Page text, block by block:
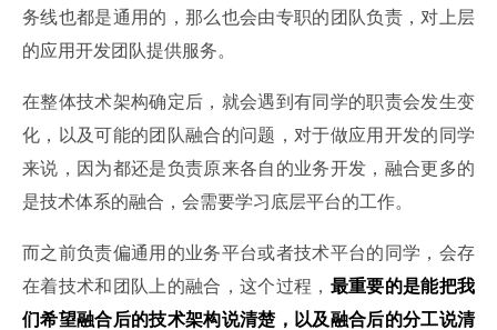
务线也都是通用的，那么也会由专职的团队负责，对上层
的应用开发团队提供服务。
在整体技术架构确定后，就会遇到有同学的职责会发生变
化，以及可能的团队融合的问题，对于做应用开发的同学
来说，因为都还是负责原来各自的业务开发，融合更多的
是技术体系的融合，会需要学习底层平台的工作。
而之前负责偏通用的业务平台或者技术平台的同学，会存
在着技术和团队上的融合，这个过程， 最重要的是能把我
们希望融合后的技术架构说清楚，以及融合后的分工说清